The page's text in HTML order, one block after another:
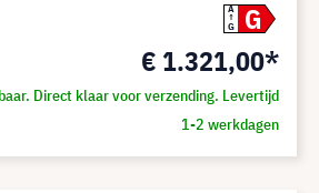
A
G
G
€ 1.321,00*
Direct klaar voor verzending. Levertijd
1-2 werkdagen